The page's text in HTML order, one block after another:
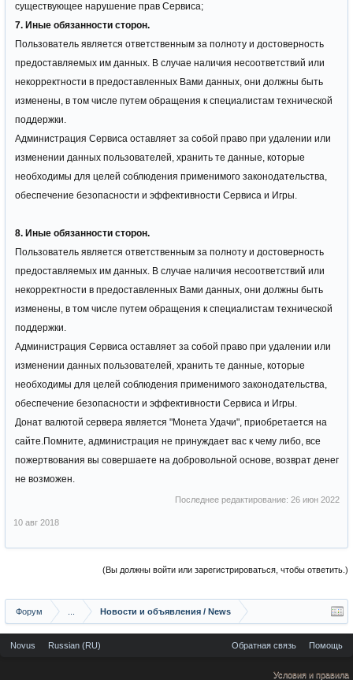
существующее нарушение прав Сервиса;
7. Иные обязанности сторон.
Пользователь является ответственным за полноту и достоверность
предоставляемых им данных. В случае наличия несоответствий или
некорректности в предоставленных Вами данных, они должны быть
изменены, в том числе путем обращения к специалистам технической
поддержки.
Администрация Сервиса оставляет за собой право при удалении или
изменении данных пользователей, хранить те данные, которые
необходимы для целей соблюдения применимого законодательства,
обеспечение безопасности и эффективности Сервиса и Игры.
8. Иные обязанности сторон.
Пользователь является ответственным за полноту и достоверность
предоставляемых им данных. В случае наличия несоответствий или
некорректности в предоставленных Вами данных, они должны быть
изменены, в том числе путем обращения к специалистам технической
поддержки.
Администрация Сервиса оставляет за собой право при удалении или
изменении данных пользователей, хранить те данные, которые
необходимы для целей соблюдения применимого законодательства,
обеспечение безопасности и эффективности Сервиса и Игры.
Донат валютой сервера является "Монета Удачи", приобретается на
сайте.Помните, администрация не принуждает вас к чему либо, все
пожертвования вы совершаете на добровольной основе, возврат денег
не возможен.
Последнее редактирование: 26 июн 2022
10 авг 2018
(Вы должны войти или зарегистрироваться, чтобы ответить.)
Форум Новости и объявления / News
Novus Russian (RU) Обратная связь Помощь
Условия и правила